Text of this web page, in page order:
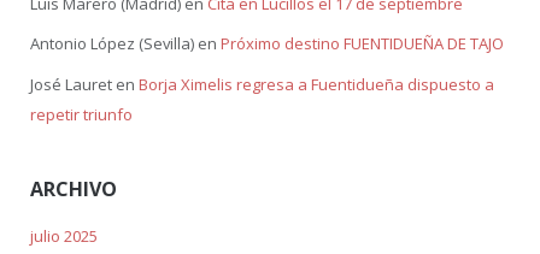
Antonio López (Sevilla)en Próximo destino FUENTIDUEÑA DE TAJO
José Laureten Borja Ximelis regresa a Fuentidueña dispuesto a
repetir triunfo
ARCHIVO
julio 2025